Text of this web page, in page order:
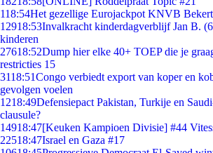
118:54Het gezellige Eurojackpot KNVB
12918:53Invalkracht kinderdagverblijf Jan B.
kinderen
27618:52Dump hier elke 40+ TOEP die je
restricties 15
3118:51Congo verbiedt export van koper en
gevolgen voelen
1218:49Defensiepact Pakistan, Turkije en
clausule?
14918:47[Keuken Kampioen Divisie] #44
22518:47Israel en Gaza #17